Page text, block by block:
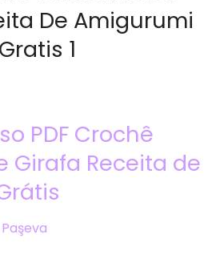
PDF Crochê
Girafa Receita de